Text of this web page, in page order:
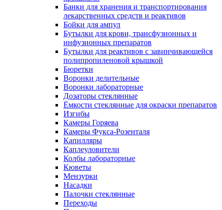
Банки для хранения и транспортирования
лекарственных средств и реактивов
Бойки для ампул
Бутылки для крови, трансфузионных и
инфузионных препаратов
Бутылки для реактивов с завинчивающейся
полипропиленовой крышкой
Бюретки
Воронки делительные
Воронки лабораторные
Дозаторы стеклянные
Ёмкости стеклянные для окраски препаратов
Изгибы
Камеры Горяева
Камеры Фукса-Розенталя
Капилляры
Каплеуловители
Колбы лабораторные
Кюветы
Мензурки
Насадки
Палочки стеклянные
Переходы